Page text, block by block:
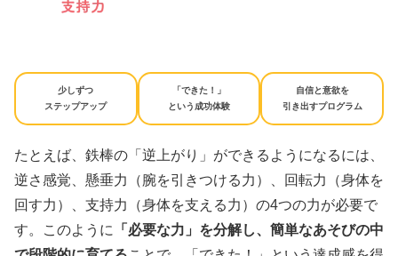
少しずつ
ステップアップ
「できた！」
という成功体験
自信と意欲を
引き出すプログラム
たとえば、鉄棒の「逆上がり」ができるようになるには、
逆さ感覚、懸垂力（腕を引きつける力）、回転力（身体を
回す力）、支持力（身体を支える力）の4つの力が必要で
す。このように
「必要な力」を分解し、簡単なあそびの中